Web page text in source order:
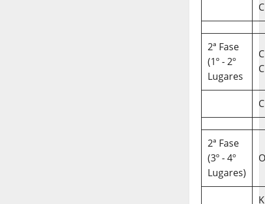
C
2ª Fase
(1º - 2º
Lugares
C
2ª Fase
(3º - 4º
Lugares)